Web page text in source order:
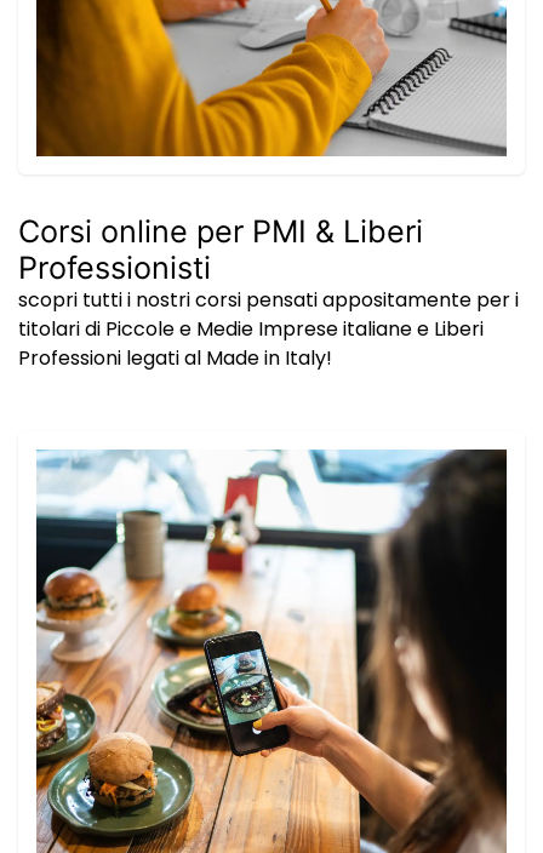
Corsi online per PMI & Liberi
Professionisti
scopri tutti i nostri corsi pensati appositamente per i
titolari di Piccole e Medie Imprese italiane e Liberi
Professioni legati al Made in Italy!